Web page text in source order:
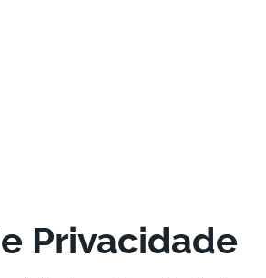
Privacidade